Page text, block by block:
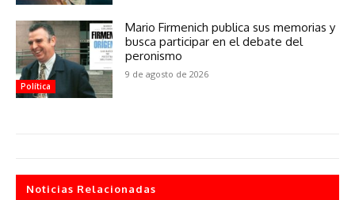
Política
Mario Firmenich publica sus memorias y
busca participar en el debate del
peronismo
9 de agosto de 2026
Noticias Relacionadas